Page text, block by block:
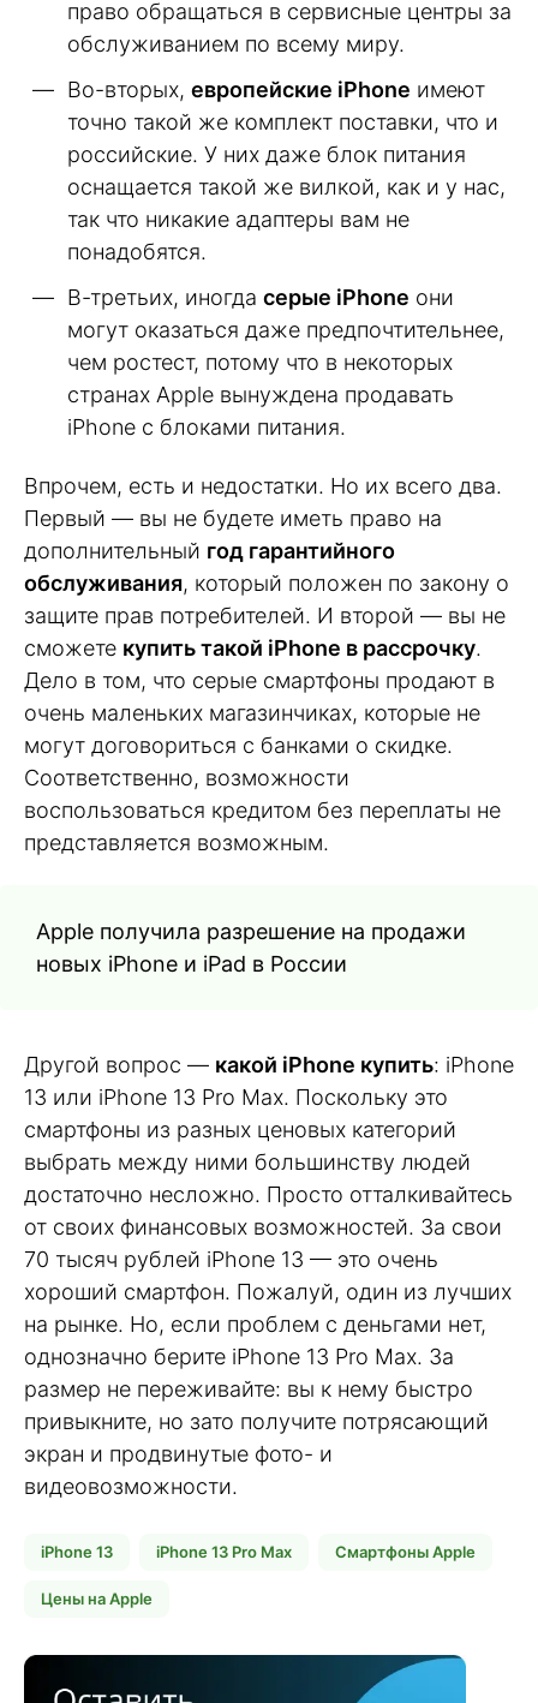
право обращаться в сервисные центры за
обслуживанием по всему миру.
Во-вторых, европейские iPhone имеют
точно такой же комплект поставки, что и
российские. У них даже блок питания
оснащается такой же вилкой, как и у нас,
так что никакие адаптеры вам не
понадобятся.
В-третьих, иногда серые iPhone они
могут оказаться даже предпочтительнее,
чем ростест, потому что в некоторых
странах Apple вынуждена продавать
iPhone с блоками питания.
Впрочем, есть и недостатки. Но их всего два.
Первый — вы не будете иметь право на
дополнительный год гарантийного
обслуживания, который положен по закону о
защите прав потребителей. И второй — вы не
сможете купить такой iPhone в рассрочку.
Дело в том, что серые смартфоны продают в
очень маленьких магазинчиках, которые не
могут договориться с банками о скидке.
Соответственно, возможности
воспользоваться кредитом без переплаты не
представляется возможным.
Apple получила разрешение на продажи
новых iPhone и iPad в России
Другой вопрос — какой iPhone купить: iPhone
13 или iPhone 13 Pro Max. Поскольку это
смартфоны из разных ценовых категорий
выбрать между ними большинству людей
достаточно несложно. Просто отталкивайтесь
от своих финансовых возможностей. За свои
70 тысяч рублей iPhone 13 — это очень
хороший смартфон. Пожалуй, один из лучших
на рынке. Но, если проблем с деньгами нет,
однозначно берите iPhone 13 Pro Max. За
размер не переживайте: вы к нему быстро
привыкните, но зато получите потрясающий
экран и продвинутые фото- и
видеовозможности.
iPhone 13 iPhone 13 Pro Max Смартфоны Apple
Цены на Apple